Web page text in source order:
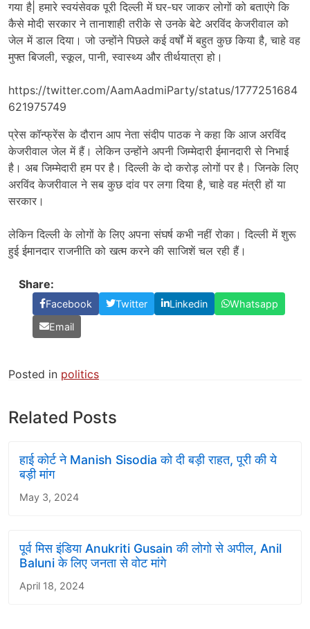
गया है| हमारे स्वयंसेवक पूरी दिल्ली में घर-घर जाकर लोगों को बताएंगे कि
कैसे मोदी सरकार ने तानाशाही तरीके से उनके बेटे अरविंद केजरीवाल को
जेल में डाल दिया। जो उन्होंने पिछले कई वर्षों में बहुत कुछ किया है, चाहे वह
मुफ्त बिजली, स्कूल, पानी, स्वास्थ्य और तीर्थयात्रा हो।
https://twitter.com/AamAadmiParty/status/1777251684
621975749
प्रेस कॉन्फ्रेंस के दौरान आप नेता संदीप पाठक ने कहा कि आज अरविंद
केजरीवाल जेल में हैं। लेकिन उन्होंने अपनी जिम्मेदारी ईमानदारी से निभाई
है। अब जिम्मेदारी हम पर है। दिल्ली के दो करोड़ लोगों पर है। जिनके लिए
अरविंद केजरीवाल ने सब कुछ दांव पर लगा दिया है, चाहे वह मंत्री हों या
सरकार।
लेकिन दिल्ली के लोगों के लिए अपना संघर्ष कभी नहीं रोका। दिल्ली में शुरू
हुई ईमानदार राजनीति को खत्म करने की साजिशें चल रही हैं।
Share:
Facebook Twitter Linkedin
Whatsapp
Email
Posted in politics
Related Posts
हाई कोर्ट ने Manish Sisodia को दी बड़ी राहत, पूरी की ये
बड़ी मांग
May 3, 2024
पूर्व मिस इंडिया Anukriti Gusain की लोगो से अपील, Anil
Baluni के लिए जनता से वोट मांगे
April 18, 2024